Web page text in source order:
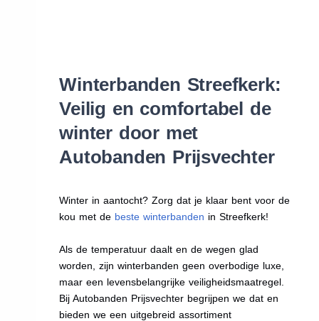
Winterbanden Streefkerk:
Veilig en comfortabel de
winter door met
Autobanden Prijsvechter
Winter in aantocht? Zorg dat je klaar bent voor de
kou met de beste winterbanden in Streefkerk!
Als de temperatuur daalt en de wegen glad
worden, zijn winterbanden geen overbodige luxe,
maar een levensbelangrijke veiligheidsmaatregel.
Bij Autobanden Prijsvechter begrijpen we dat en
bieden we een uitgebreid assortiment